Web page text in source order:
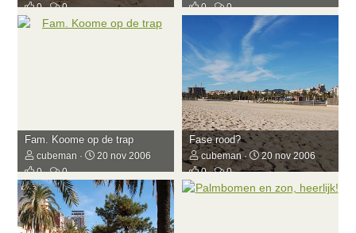
0
0
0
0
Fam. Koome op de trap
cubeman
20 nov 2006
0
0
Fase rood?
cubeman
20 nov 2006
0
0